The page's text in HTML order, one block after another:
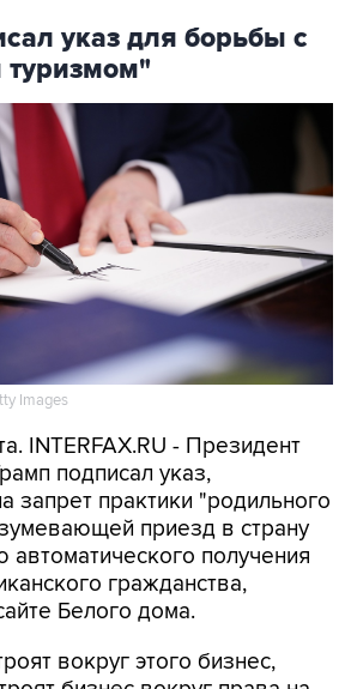
Images
INTERFAX.RU - Президент
запрет практики "родильного
приезд в страну
получения
гражданства,
Белого дома.
вокруг этого бизнес,
Так это не должно